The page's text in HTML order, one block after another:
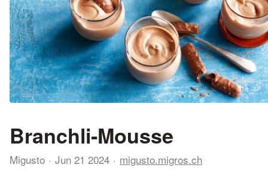
Branchli-Mousse
Migusto Jun 21 2024 migusto.migros.ch